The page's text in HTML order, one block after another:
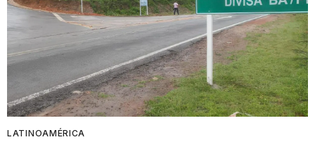
LATINOAMÉRICA